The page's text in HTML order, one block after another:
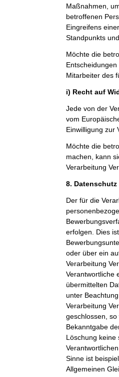
Maßnahmen,
betroffenen
Eingreifens
Standpunkts
Möchte die
Mitarbeiter des
i) Recht auf
Jede von der
vom
Einwilligung zur
Möchte die
machen, kann
Verarbeitung
8.
Der für die
erfolgen. Dies
oder über ein
Verarbeitung
Verantwortliche
übermittelten
unter
Verarbeitung
geschlossen,
Bekanntgabe
Löschung keine
Sinne ist
Allgemeinen